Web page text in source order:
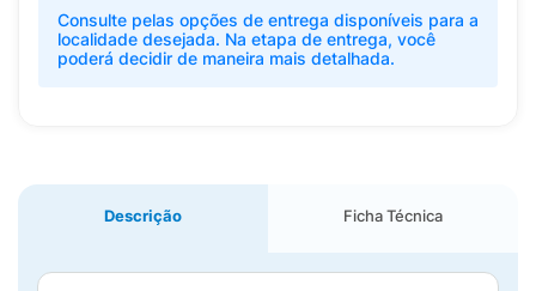
Consulte pelas opções de entrega disponíveis para a
localidade desejada. Na etapa de entrega, você
poderá decidir de maneira mais detalhada.
Descrição Ficha Técnica